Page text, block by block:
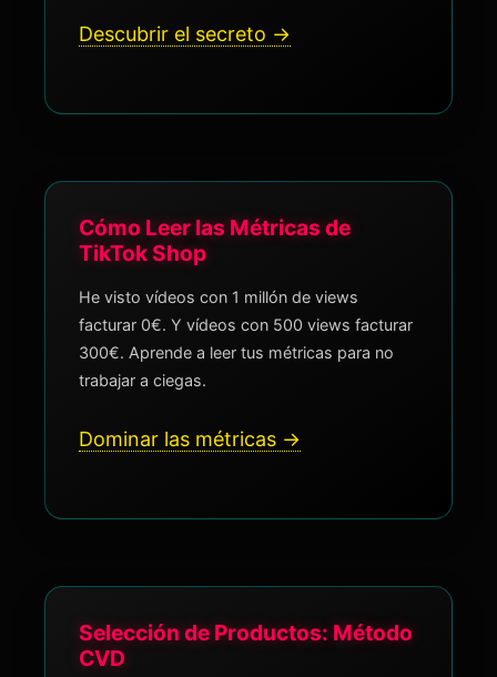
Descubrir el secreto →
Cómo Leer las Métricas de
TikTok Shop
He visto vídeos con 1 millón de views
facturar 0€. Y vídeos con 500 views facturar
300€. Aprende a leer tus métricas para no
trabajar a ciegas.
Dominar las métricas →
Selección de Productos: Método
CVD